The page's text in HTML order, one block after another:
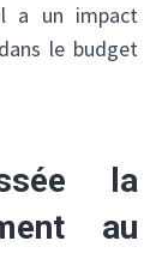
a un impact
le budget
la
au